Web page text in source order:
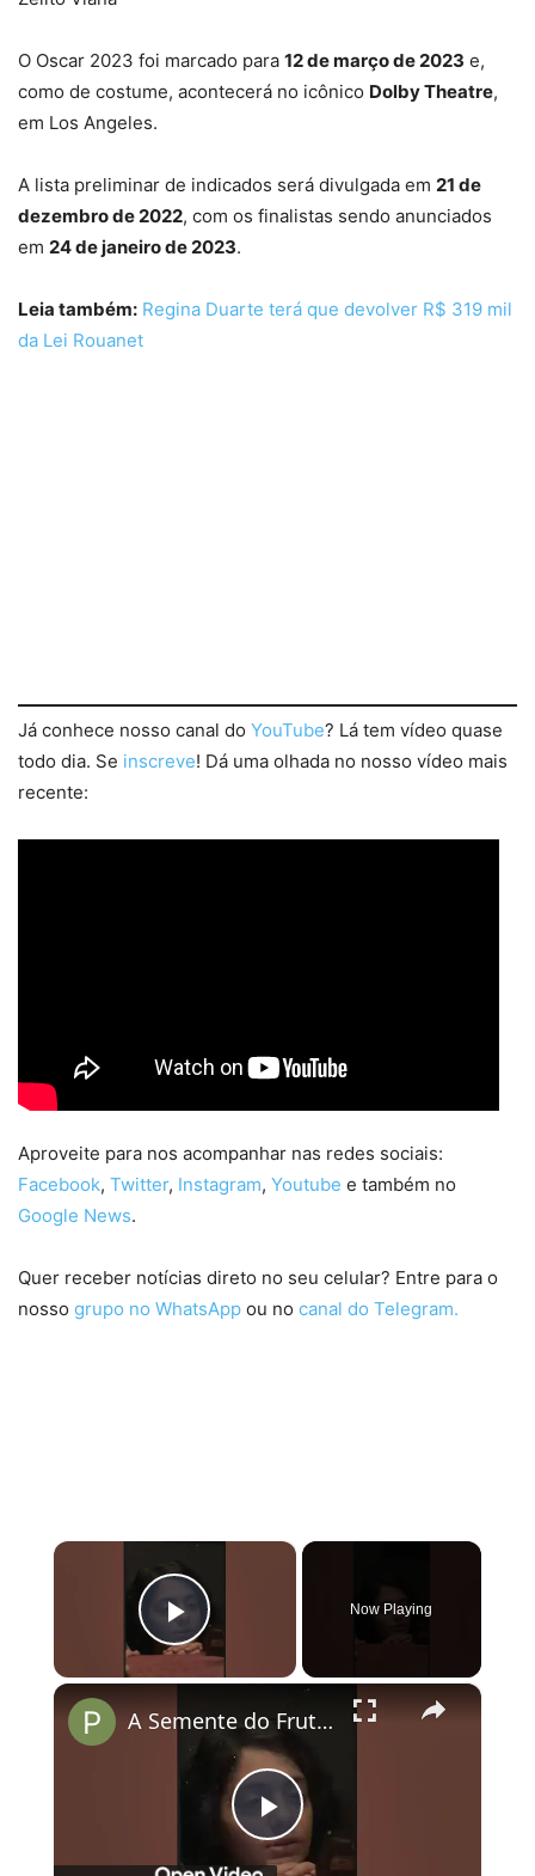
O Oscar 2023 foi marcado para 12 de março de 2023 e,
como de costume, acontecerá no icônico Dolby Theatre,
em Los Angeles.
A lista preliminar de indicados será divulgada em 21 de
dezembro de 2022, com os finalistas sendo anunciados
em 24 de janeiro de 2023.
Leia também: Regina Duarte terá que devolver R$ 319 mil
da Lei Rouanet
Já conhece nosso canal do YouTube? Lá tem vídeo quase
todo dia. Se inscreve! Dá uma olhada no nosso vídeo mais
recente:
Aproveite para nos acompanhar nas redes sociais:
Facebook, Twitter, Instagram, Youtube e também no
Google News.
Quer receber notícias direto no seu celular? Entre para o
nosso grupo no WhatsApp ou no canal do Telegram.
×
Play Video
Now Playing
×
Play
A Semente do Fruto Sagrado: o representante da Alemanha no Oscar